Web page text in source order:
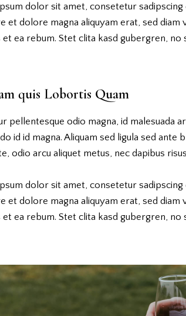
dolor sit amet, consetetur
et dolore magna aliquyam erat, sed
ea rebum. Stet clita kasd gubergren,
quis Lobortis Quam
pellentesque odio magna, id malesuada
id id magna. Aliquam sed ligula sed
odio arcu aliquet metus, nec dapibus
dolor sit amet, consetetur
et dolore magna aliquyam erat, sed
ea rebum. Stet clita kasd gubergren,